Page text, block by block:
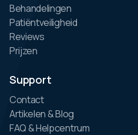
Behandelingen
Patiëntveiligheid
Reviews
Prijzen
Support
Contact
Artikelen & Blog
FAQ & Helpcentrum